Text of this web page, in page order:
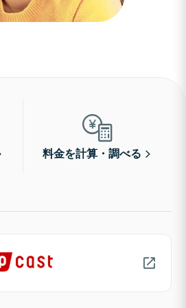
料金を計算・調べる